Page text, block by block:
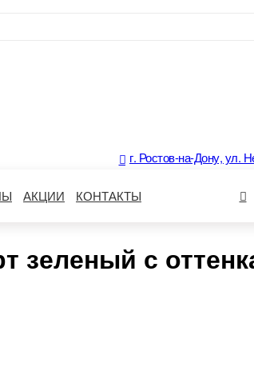
г. Ростов-на-Дону, ул.
АКЦИИ КОНТАКТЫ
зеленый с